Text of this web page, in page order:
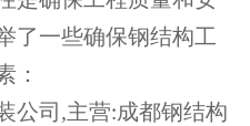
了一些确保钢结构工
：
公司 ,主营:成都钢结构